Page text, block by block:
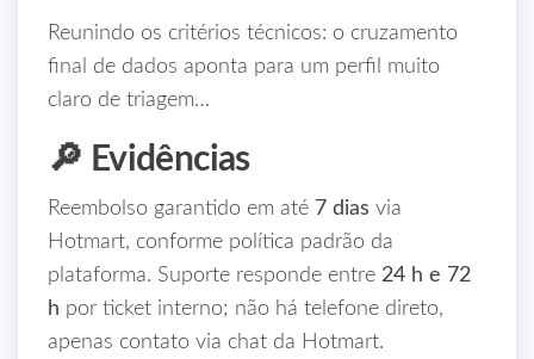
Reunindo os critérios técnicos: o cruzamento
final de dados aponta para um perfil muito
claro de triagem…
🔎 Evidências
Reembolso garantido em até 7 dias via
Hotmart, conforme política padrão da
plataforma. Suporte responde entre 24 h e 72
h por ticket interno; não há telefone direto,
apenas contato via chat da Hotmart.